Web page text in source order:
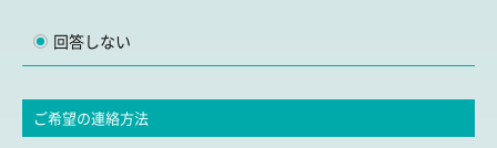
回答しない
ご希望の連絡方法